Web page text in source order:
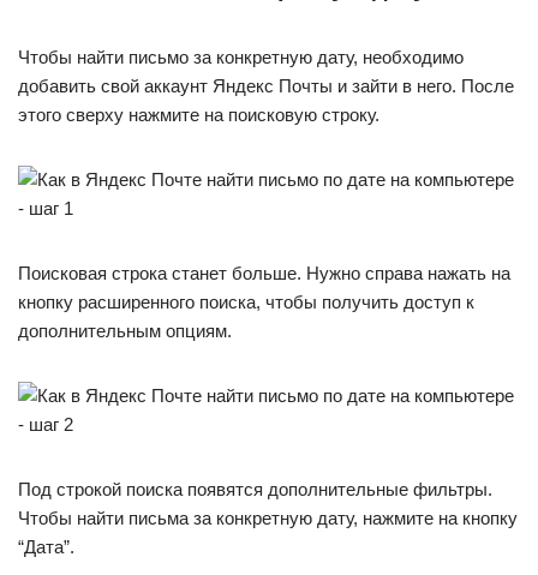
Чтобы найти письмо за конкретную дату, необходимо
добавить свой аккаунт Яндекс Почты и зайти в него. После
этого сверху нажмите на поисковую строку.
Поисковая строка станет больше. Нужно справа нажать на
кнопку расширенного поиска, чтобы получить доступ к
дополнительным опциям.
Под строкой поиска появятся дополнительные фильтры.
Чтобы найти письма за конкретную дату, нажмите на кнопку
“Дата”.